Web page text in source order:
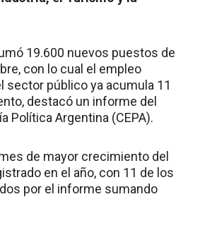
19.600 nuevos puestos de
con lo cual el empleo
sector público ya acumula 11
destacó un informe del
Política Argentina (CEPA).
de mayor crecimiento del
en el año, con 11 de los
por el informe sumando